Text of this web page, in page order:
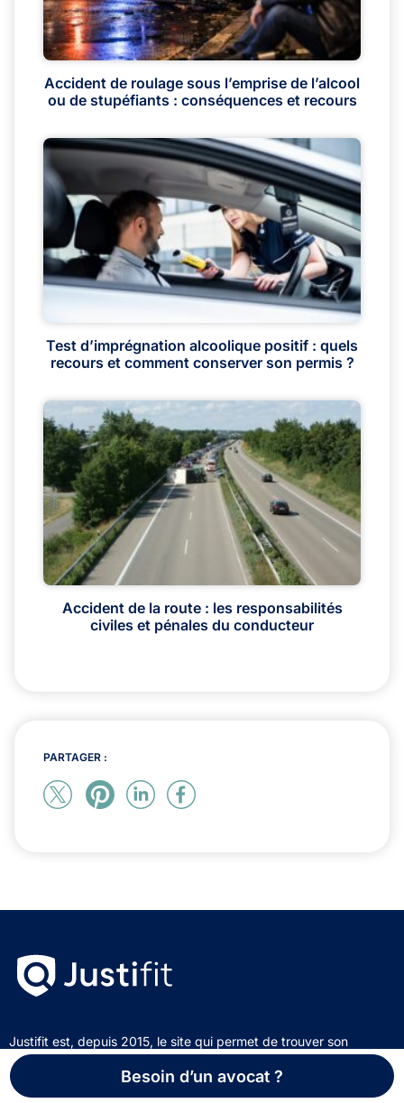
Accident de roulage sous l’emprise de l’alcool
ou de stupéfiants : conséquences et recours
Test d’imprégnation alcoolique positif : quels
recours et comment conserver son permis ?
Accident de la route : les responsabilités
civiles et pénales du conducteur
PARTAGER :
Besoin d’un avocat ?
Justifit est, depuis 2015, le site qui permet de trouver son
avocat.